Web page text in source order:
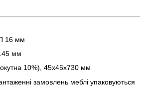
16 мм
мм
10%), 45х45х730 мм
замовлень меблі упаковуються